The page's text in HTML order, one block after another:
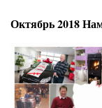
Октябрь 2018